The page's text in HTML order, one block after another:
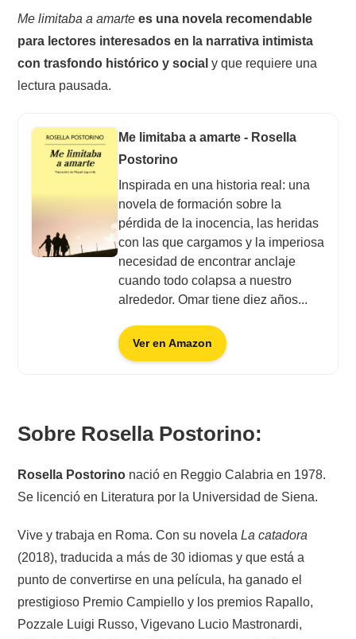
Me limitaba a amarte es una novela recomendable
para lectores interesados en la narrativa intimista
con trasfondo histórico y social y que requiere una
lectura pausada.
Me limitaba a amarte - Rosella
Postorino
Inspirada en una historia real: una
novela de formación sobre la
pérdida de la inocencia, las heridas
con las que cargamos y la imperiosa
necesidad de encontrar anclaje
cuando todo colapsa a nuestro
alrededor. Omar tiene diez años...
Ver en Amazon
Sobre Rosella Postorino:
Rosella Postorino nació en Reggio Calabria en 1978.
Se licenció en Literatura por la Universidad de Siena.
Vive y trabaja en Roma. Con su novelaLa catadora
(2018), traducida a más de 30 idiomas y que está a
punto de convertirse en una película, ha ganado el
prestigioso Premio Campiello y los premios Rapallo,
Pozzale Luigi Russo, Vigevano Lucio Mastronardi,